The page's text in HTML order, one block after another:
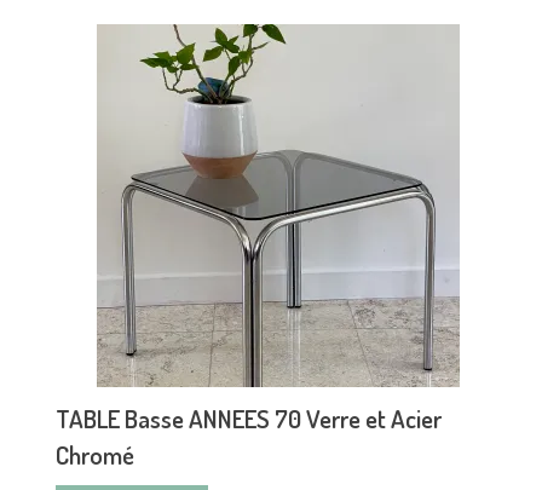
TABLE Basse ANNEES 70 Verre et Acier
Chromé